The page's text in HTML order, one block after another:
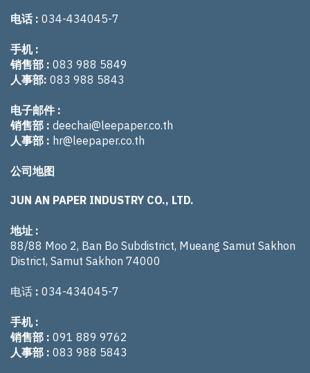
电话 :034-434045-7
手机 :
销售部 :083 988 5849
人事部:083 988 5843
电子邮件 :
销售部 :deechai@leepaper.co.th
人事部 : hr@leepaper.co.th
公司地图
JUN AN PAPER INDUSTRY CO., LTD.
地址 :
88/88 Moo 2, Ban Bo Subdistrict, Mueang Samut Sakhon
District, Samut Sakhon 74000
电话:034-434045-7
手机 :
销售部 :091 889 9762
人事部 :083 988 5843